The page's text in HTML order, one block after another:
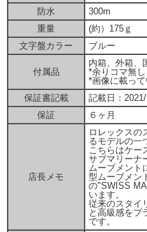
防水
300m
重量
(約）175ｇ
文字盤カラー
ブルー
付属品
内箱、外箱、
*余りコマ無し
*画像に載って
保証書記載
記載日：
保証
６ヶ月
店長メモ
ロレックスの
るモデルの一
こちらはケー
サブマリーナ
ムーブメント
型ムーブメン
の"SWISS
います。
従来のスタイ
と高級感をプ
です。